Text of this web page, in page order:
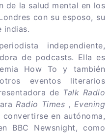
de la salud mental en los
con su esposo, su
indias.
independiente,
de podcasts. Ella es
How To y también
eventos literarios
de Talk Radio
Radio Times , Evening
convertirse en autónoma,
BBC Newsnight, como